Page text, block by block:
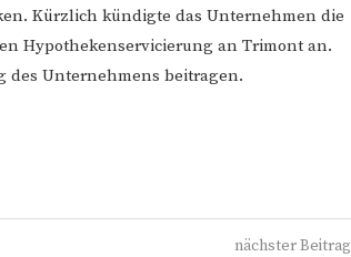
Kürzlich kündigte das Unternehmen die
Hypothekenservicierung an Trimont an.
des Unternehmens beitragen.
nächster Beitrag